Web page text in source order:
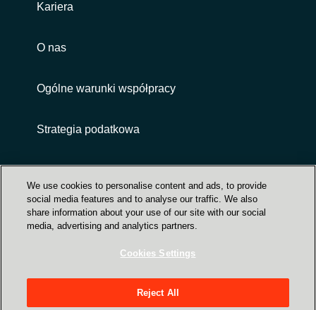
Kariera
O nas
Ogólne warunki współpracy
Strategia podatkowa
Customer terms and conditions
We use cookies to personalise content and ads, to provide
social media features and to analyse our traffic. We also
share information about your use of our site with our social
media, advertising and analytics partners.
Cookies Settings
Reject All